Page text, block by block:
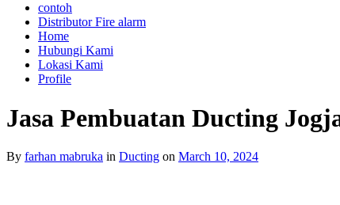
contoh
Distributor Fire alarm
Home
Hubungi Kami
Lokasi Kami
Profile
Jasa Pembuatan Ducting
By farhan mabruka in Ducting on March 10, 2024